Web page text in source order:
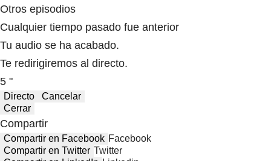
Otros episodios
Cualquier tiempo pasado fue anterior
Tu audio se ha acabado.
Te redirigiremos al directo.
5 "
Directo
Cancelar
Cerrar
Compartir
Compartir en Facebook Facebook
Compartir en Twitter Twitter